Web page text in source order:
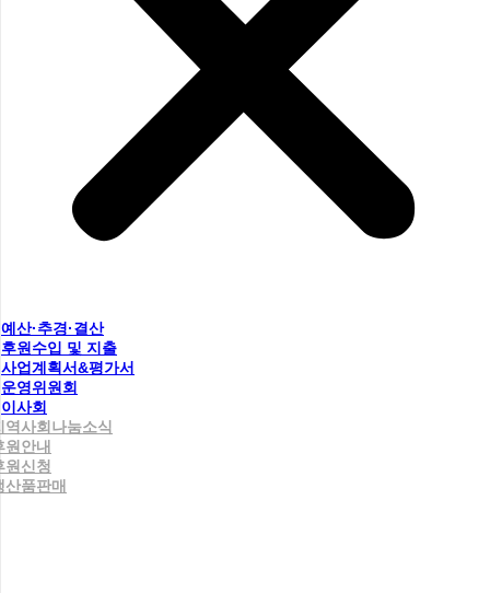
예산·추경·결산
후원수입 및 지출
사업계획서&평가서
운영위원회
이사회
역사회나눔소식
원안내
원신청
산품판매